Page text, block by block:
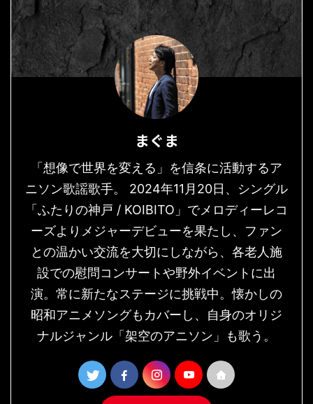
まぐま
「想像で世界を変える」を信条に活動するア
ニソン歌謡歌手。 2024年11月20日、シングル
「ふたりの神戸 / KOIBITO」でメロディーレコ
ーズよりメジャーデビューを果たし、ファン
との温かい交流を大切にしながら、各老人施
設での慰問コンサートや野外イベントに出
演。常に新たなステージに挑戦中。懐かしの
昭和アニメソングもカバーし、自身のオリジ
ナルジャンル「架空のアニソン」も歌う。